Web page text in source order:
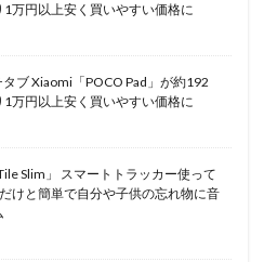
万円以上安く買いやすい価格に
ブ Xiaomi「POCO Pad」が約192
万円以上安く買いやすい価格に
Slim」 スマートトラッカー使って
けと簡単で自分や子供の忘れ物に音